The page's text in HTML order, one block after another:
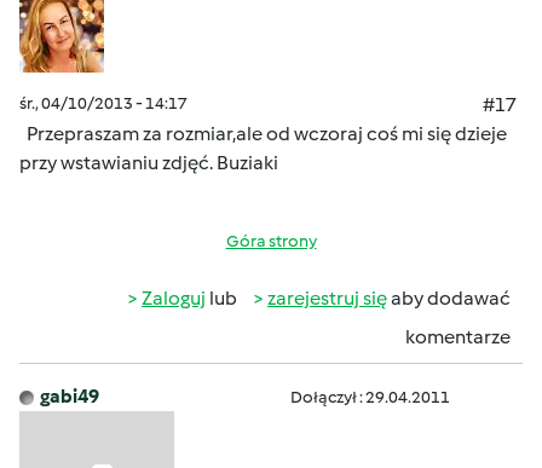
śr., 04/10/2013 - 14:17
#17
Przepraszam za rozmiar,ale od wczoraj coś mi się dzieje
przy wstawianiu zdjęć. Buziaki
Góra strony
Zaloguj lub zarejestruj sięaby dodawać
komentarze
gabi49 Dołączył : 29.04.2011